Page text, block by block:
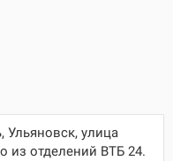
Ульяновск, улица
из отделений ВТБ 24.